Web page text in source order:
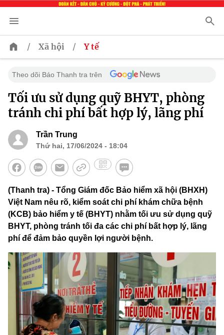
/ Xã hội / Y tế
Theo dõi Báo Thanh tra trên
Tối ưu sử dụng quỹ BHYT, phòng
tránh chi phí bất hợp lý, lãng phí
Trần Trung
Thứ hai, 17/06/2024 - 18:04
(Thanh tra) - Tổng Giám đốc Bảo hiểm xã hội (BHXH)
Việt Nam nêu rõ, kiểm soát chi phí khám chữa bệnh
(KCB) bảo hiểm y tế (BHYT) nhằm tối ưu sử dụng quỹ
BHYT, phòng tránh tối đa các chi phí bất hợp lý, lãng
phí để đảm bảo quyền lợi người bệnh.